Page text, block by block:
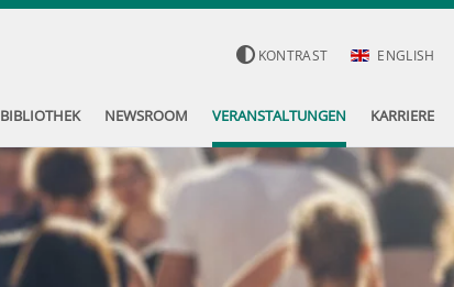
KONTRAST ENGLISH
BIBLIOTHEK NEWSROOM VERANSTALTUNGEN KARRIERE